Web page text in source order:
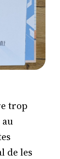
trop
de les